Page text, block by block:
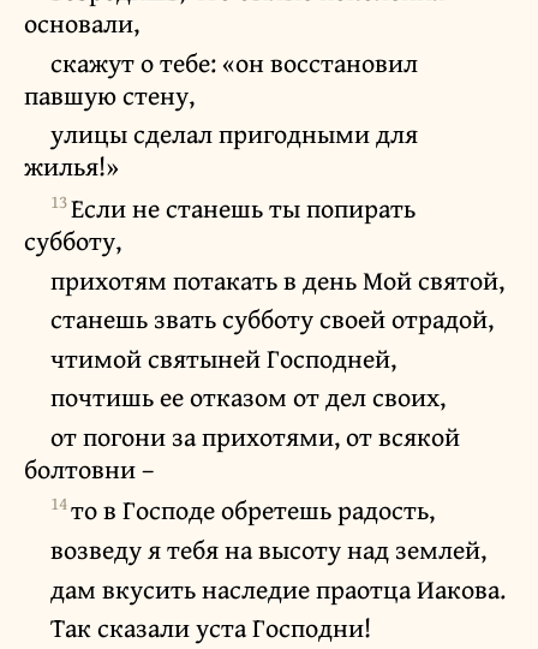
основали,
скажут о тебе: «он восстановил
павшую стену,
улицы сделал пригодными для
жилья!»
13Если не станешь ты попирать
субботу,
прихотям потакать в день Мой святой,
станешь звать субботу своей отрадой,
чтимой святыней Господней,
почтишь ее отказом от дел своих,
от погони за прихотями, от всякой
болтовни –
14то в Господе обретешь радость,
возведу я тебя на высоту над землей,
дам вкусить наследие праотца Иакова.
Так сказали уста Господни!